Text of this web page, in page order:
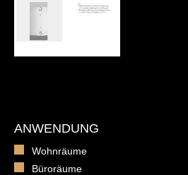
ANWENDUNG
Wohnräume
Büroräume